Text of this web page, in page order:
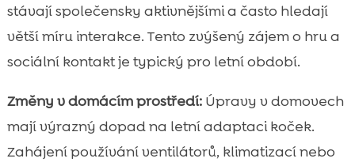
stávají společensky aktivnějšími a často hledají
větší míru interakce. Tento zvýšený zájem o hru a
sociální kontakt je typický pro letní období.
Změny v domácím prostředí:Úpravy v domovech
mají výrazný dopad na letní adaptaci koček.
Zahájení používání ventilátorů, klimatizací nebo